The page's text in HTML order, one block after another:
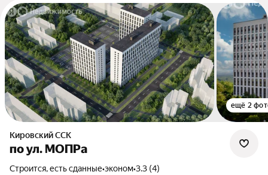
ещё 2
Кировский ССК
по ул. МОПРа
Строится, есть сданные•эконом•3.3 (4)